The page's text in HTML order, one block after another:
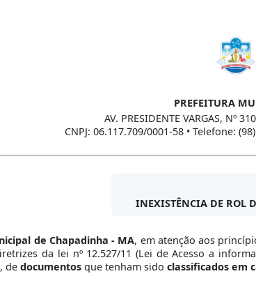
PREFEITURA
AV. PRESIDENTE VARGAS, Nº
CNPJ: 06.117.709/0001-58 • Telefone:
INEXISTÊNCIA DE ROL
de Chapadinha - MA, em atenção aos
da lei nº 12.527/11 (Lei de Acesso a
, de documentos que tenham sido classificados em